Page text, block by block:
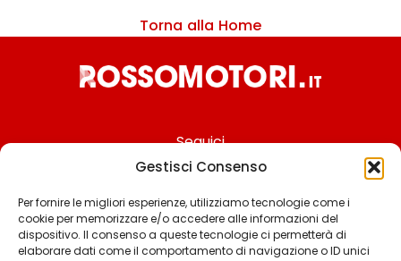
Gestisci Consenso
Per fornire le migliori esperienze, utilizziamo tecnologie come i
cookie per memorizzare e/o accedere alle informazioni del
dispositivo. Il consenso a queste tecnologie ci permetterà di
elaborare dati come il comportamento di navigazione o ID unici
Torna alla Home
Seguici
Chi siamo